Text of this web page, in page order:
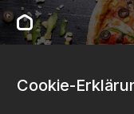
Cookie-